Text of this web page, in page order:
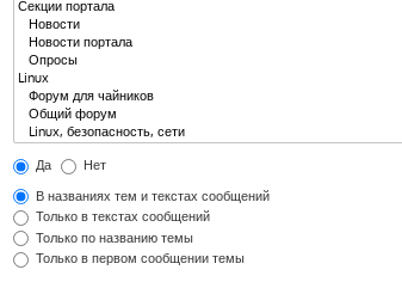
Да
Нет
В названиях тем и текстах сообщений
Только в текстах сообщений
Только по названию темы
Только в первом сообщении темы